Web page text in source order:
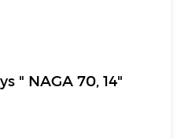
" NAGA 70, 14"